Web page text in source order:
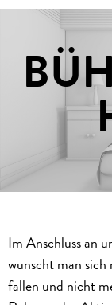
Im Anschluss an
wünscht man sich
fallen und nicht